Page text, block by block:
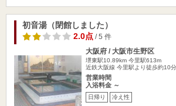
初音湯（閉館しました）
2.0点/ 5 件
大阪府 / 大阪市生野区
堺東駅10.89km 今里駅613m
近鉄大阪線 今里駅より徒歩約10分
営業時間
入浴料金 ～
日帰り 冷え性